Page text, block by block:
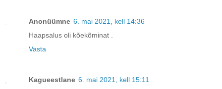
Anonüümne 6. mai 2021, kell 14:36
Haapsalus oli kõekõminat .
Vasta
Kagueestlane 6. mai 2021, kell 15:11